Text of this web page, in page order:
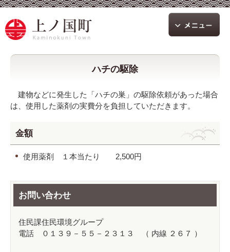
ハチの駆除
建物などに発生した「ハチの巣」の駆除依頼があった場合
は、使用した薬剤の実費分を負担していただきます。
金額
使用薬剤 １本当たり 2,500円
お問い合わせ
住民課住民環境グループ
電話 ０１３９－５５－２３１３ （ 内線 ２６７ ）